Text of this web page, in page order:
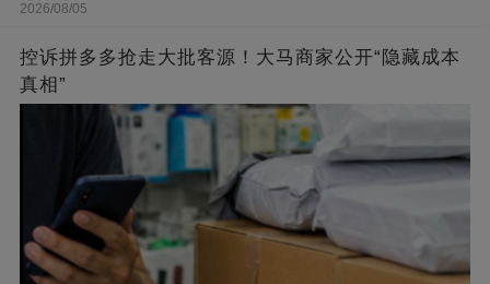
2026/08/05
控诉拼多多抢走大批客源！大马商家公开“隐藏成本
真相”